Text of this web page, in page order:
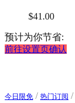
$41.00
预计为你节省:
前往设置页确认
今日限免 / 热门订阅 /